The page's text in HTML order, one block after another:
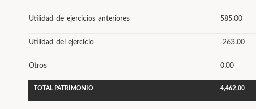
Utilidad de ejercicios anteriores 585.00
Utilidad del ejercicio -263.00
Otros 0.00
TOTAL PATRIMONIO 4,462.00